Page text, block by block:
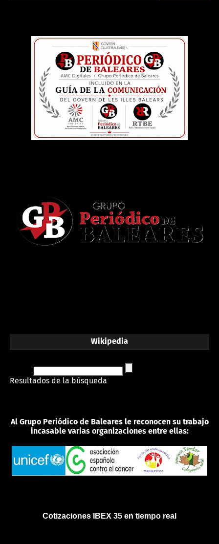
Wikipedia
Resultados de la búsqueda
Al Grupo Periódico de Baleares le reconocen su trabajo
incasable varias organizaciones entre ellas:
Cotizaciones IBEX 35 en tiempo real